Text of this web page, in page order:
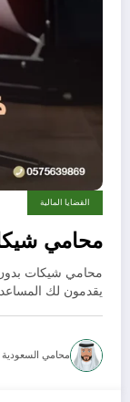
القضايا المالية
محامي
محامي شيكات
يقدمون لك
محامي السعودية